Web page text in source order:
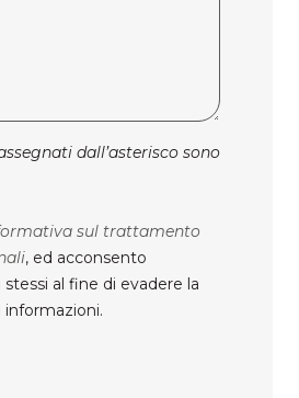
dall’asterisco sono
sul trattamento
, ed acconsento
al fine di evadere la
informazioni.